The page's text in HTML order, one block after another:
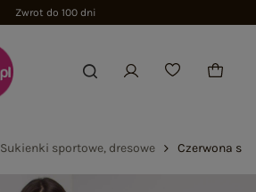
Zwrot do 100 dni
Sukienki sportowe, dresowe Czerwona